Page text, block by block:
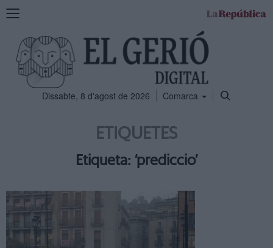
Mostra
navegació
Dissabte, 8 d'agost de 2026 Comarca
ETIQUETES
Etiqueta: ‘prediccio’